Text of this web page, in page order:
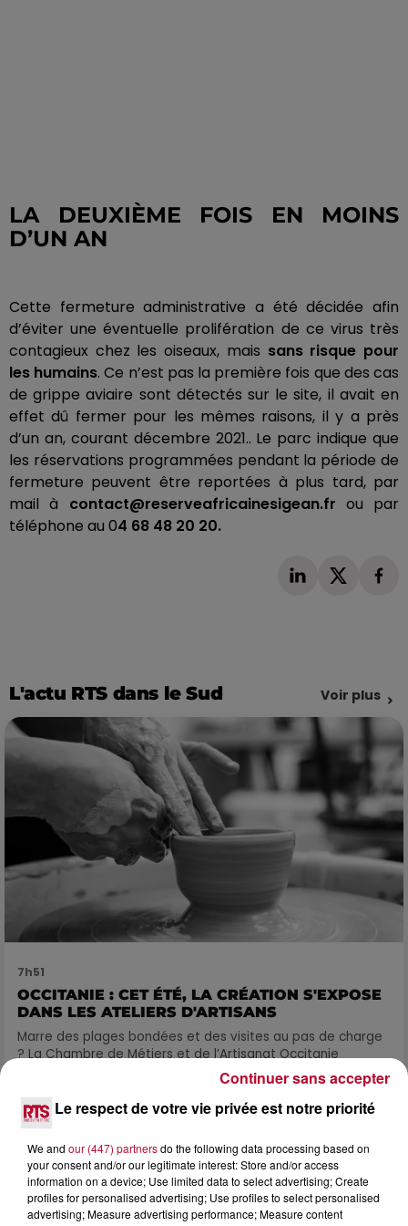
LA DEUXIÈME FOIS EN MOINS
D’UN AN
Cette fermeture administrative a été décidée afin
d’éviter une éventuelle prolifération de ce virus très
contagieux chez les oiseaux, mais sans risque pour
les humains. Ce n’est pas la première fois que des cas
de grippe aviaire sont détectés sur le site, il avait en
effet dû fermer pour les mêmes raisons, il y a près
d’un an, courant décembre 2021.. Le parc indique que
les réservations programmées pendant la période de
fermeture peuvent être reportées à plus tard, par
mail à contact@reserveafricainesigean.fr ou par
téléphone au 04 68 48 20 20.
L'actu RTS dans le Sud Voir plus
7h51
OCCITANIE : CET ÉTÉ, LA CRÉATION S'EXPOSE
DANS LES ATELIERS D'ARTISANS
Marre des plages bondées et des visites au pas de charge
? La Chambre de Métiers et de l’Artisanat Occitanie
propose une alternative bien plus vivante :...
Le respect de votre vie privée est notre priorité
We and our (447) partnersdo the following data processing based on
your consent and/or our legitimate interest: Store and/or access
information on a device; Use limited data to select advertising; Create
profiles for personalised advertising; Use profiles to select personalised
advertising; Measure advertising performance; Measure content
Continuer sans accepter